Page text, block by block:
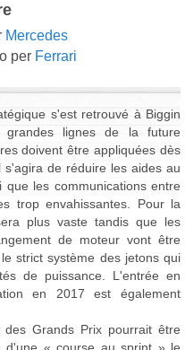
Mercedes
per Ferrari
s'est retrouvé à Biggin
lignes de la future
doivent être appliquées dès
de réduire les aides au
les communications entre
trop envahissantes. Pour la
plus vaste tandis que les
de moteur vont être
strict système des jetons qui
de puissance. L'entrée en
en 2017 est également
Grands Prix pourrait être